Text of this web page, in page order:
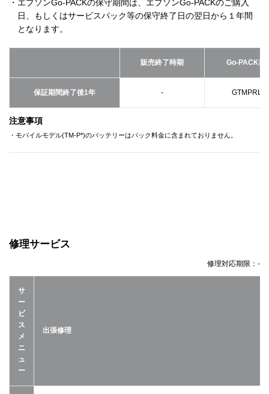
・エプソンGo-PACKの保守期間は、エプソンGo-PACKのご購入
日、もしくはサービスパック等の保守終了日の翌日から１年間
となります。
販売終了時期 Go-PACK型
保証期間終了後1年 - GTMPRLW
注意事項
・モバイルモデル(TM-P*)のバッテリーはパック料金に含まれておりません。
修理サービス
修理対応期限： -
サ
ー
ビ
ス
メ
ニ
ュ
ー
出張修理